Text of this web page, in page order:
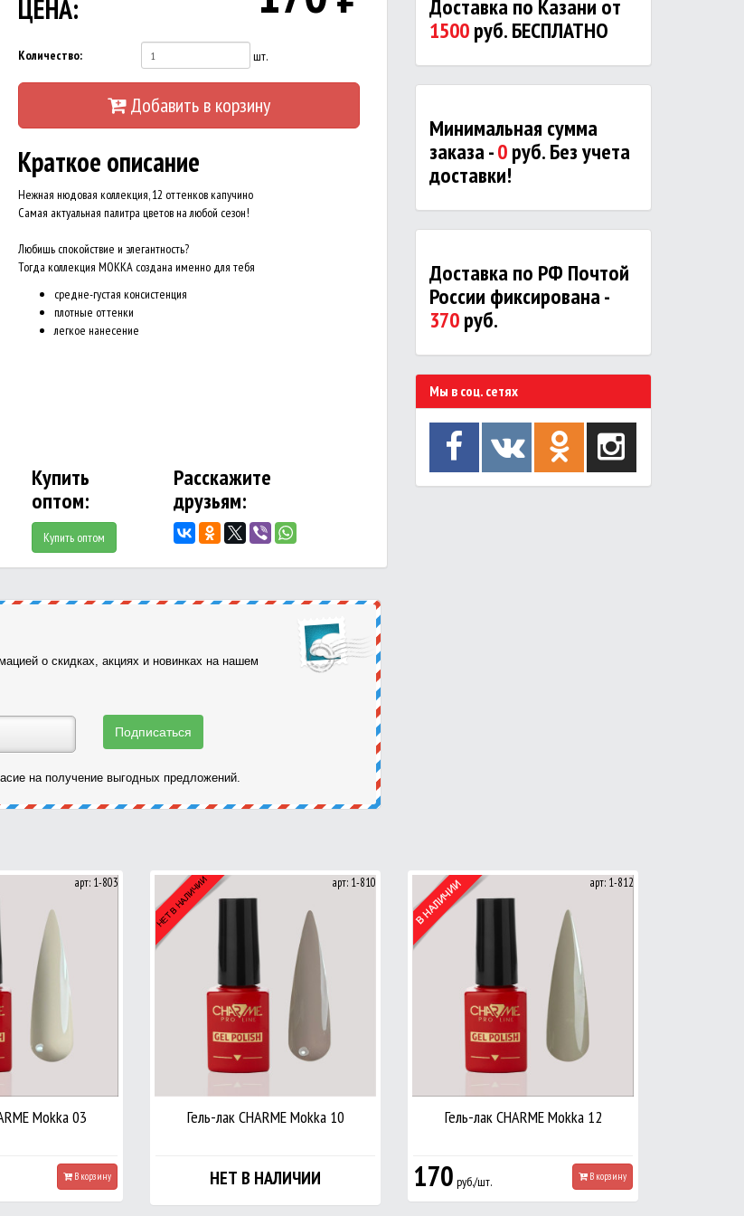
ЦЕНА:
Количество: шт.
Добавить в корзину
Краткое описание
Нежная нюдовая коллекция, 12 оттенков капучино
Самая актуальная палитра цветов на любой сезон!
Любишь спокойствие и элегантность?
Тогда коллекция MOKKA создана именно для тебя
средне-густая консистенция
плотные оттенки
легкое нанесение
Купить
оптом:
Купить оптом
Расскажите
друзьям:
Доставка по Казани от
1500руб. БЕСПЛАТНО
Минимальная сумма
заказа -0руб. Без учета
доставки!
Доставка по РФ Почтой
России фиксирована -
370руб.
Мы в соц. сетях
о скидках, акциях и новинках на нашем
на получение выгодных предложений.
арт: 1-803
Mokka 03
В корзину
арт: 1-810
Гель-лак CHARME Mokka 10
НЕТ В НАЛИЧИИ
арт: 1-812
Гель-лак CHARME Mokka 12
170 руб./шт. В корзину